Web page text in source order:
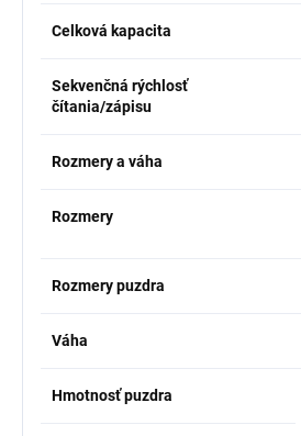
Celková kapacita
Sekvenčná rýchlosť
čítania/zápisu
Rozmery a váha
Rozmery
Rozmery puzdra
Váha
Hmotnosť puzdra